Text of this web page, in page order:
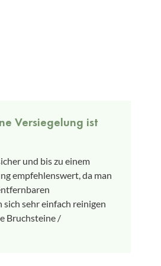
Versiegelung ist
und bis zu einem
empfehlenswert, da man
sehr einfach reinigen
Bruchsteine /